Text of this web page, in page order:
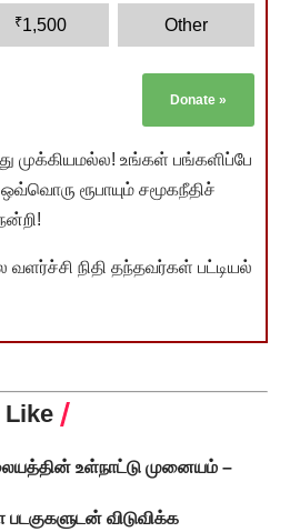
₹1,500 Other
Donate »
உங்கள் பங்களிப்பே
ரூபாயும் சமூகநீதிச்
நிதி தந்தவர்கள் பட்டியல்
Like
உள்நாட்டு முனையம் –
விடுவிக்க